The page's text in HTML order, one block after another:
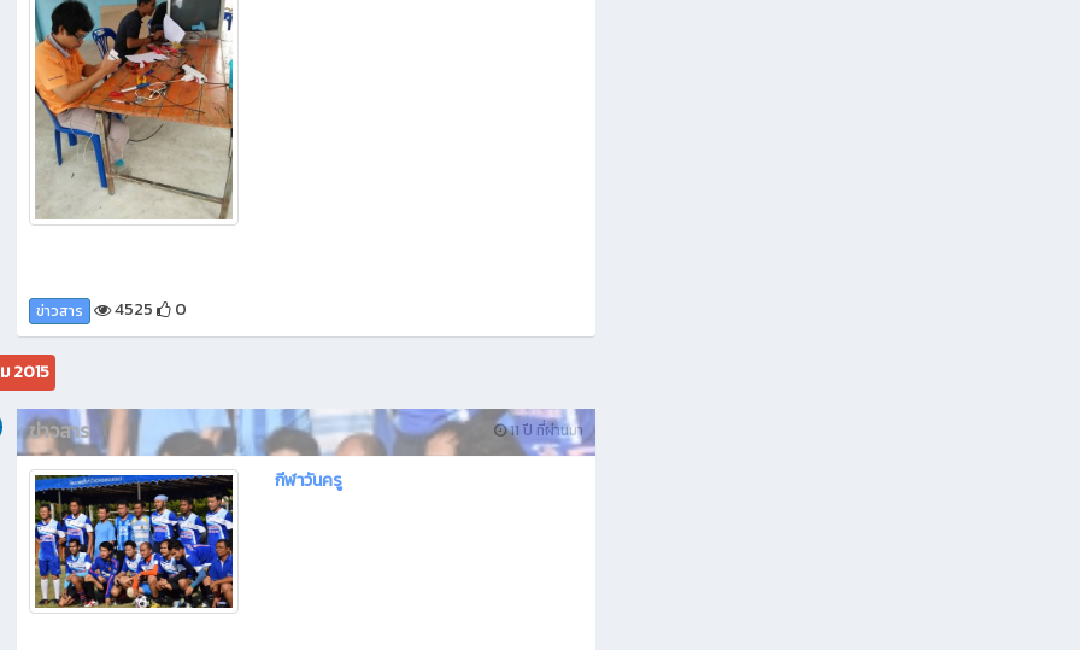
ข่าวสาร 4525 0
2015
11 ปี ที่ผ่านมา
ข่าวสาร
กีฬาวันครู